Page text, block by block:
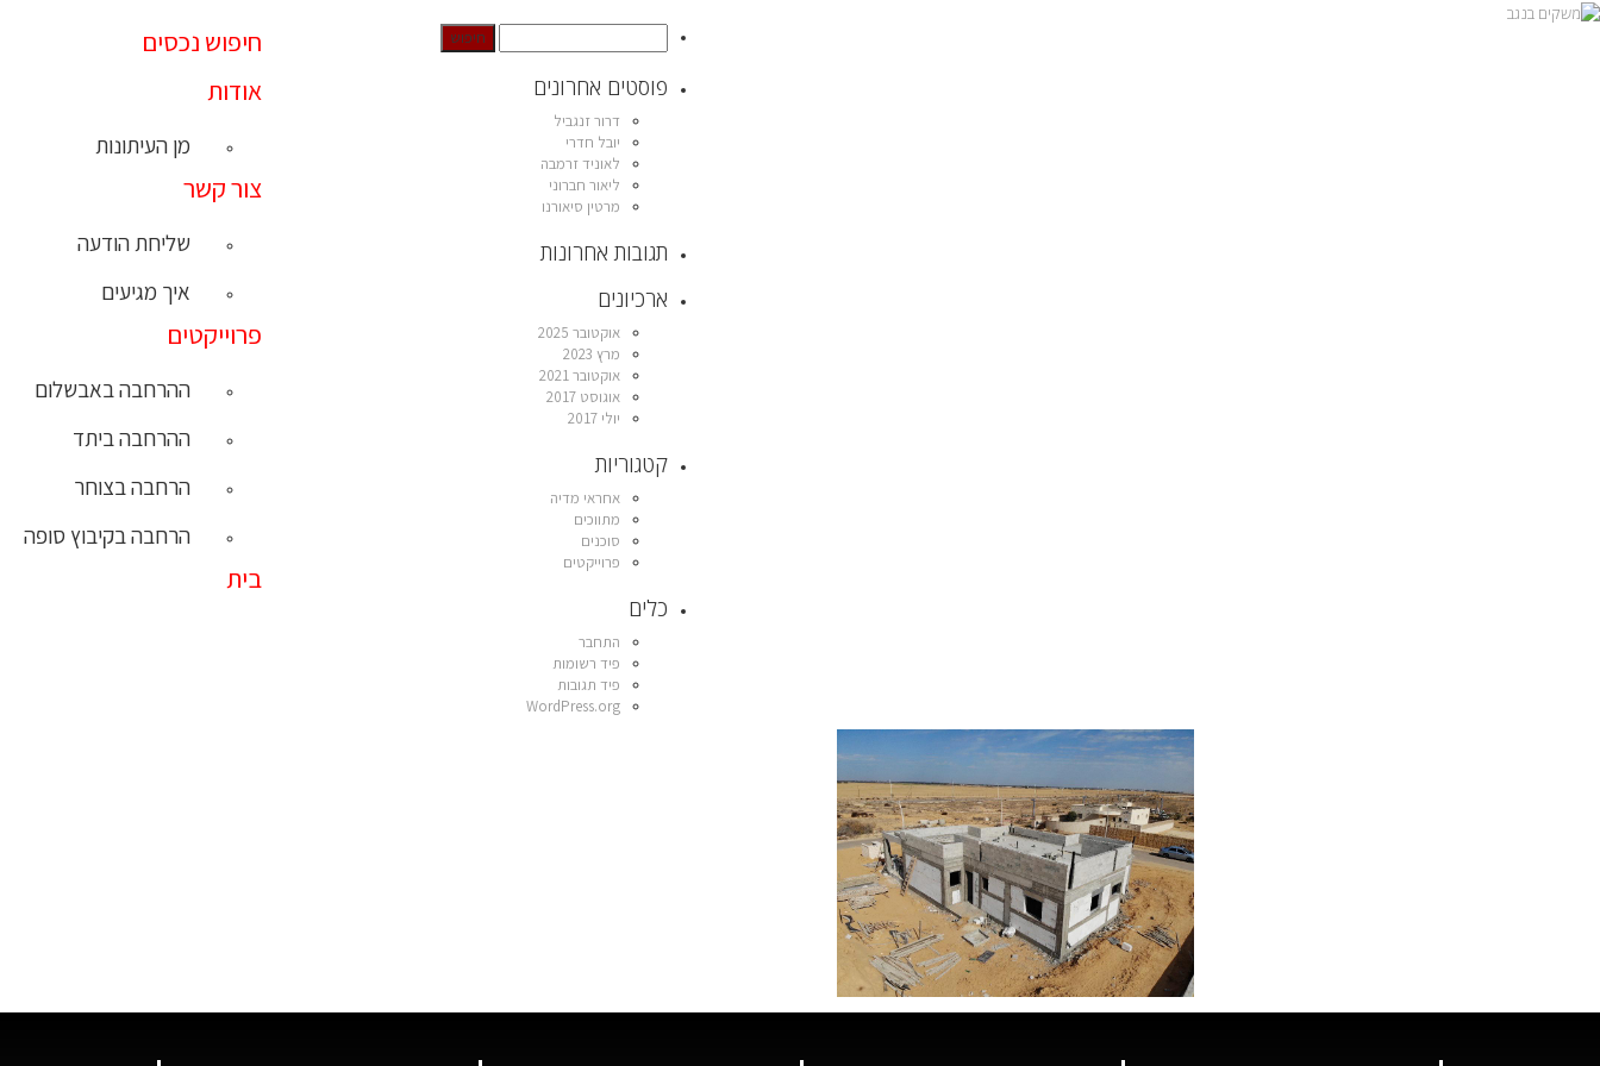
חיפוש נכסים
אודות
מן העיתונות
צור קשר
שליחת הודעה
איך מגיעים
פרוייקטים
ההרחבה באבשלום
ההרחבה ביתד
הרחבה בצוחר
הרחבה בקיבוץ סופה
בית
פוסטים אחרונים
דרור זנגביל
יובל חדרי
לאוניד זרמבה
ליאור חברוני
מרטין סיאורנו
תגובות אחרונות
ארכיונים
אוקטובר 2025
מרץ 2023
אוקטובר 2021
אוגוסט 2017
יולי 2017
קטגוריות
אחראי מדיה
מתווכים
סוכנים
פרוייקטים
כלים
התחבר
פיד רשומות
פיד תגובות
WordPress.org